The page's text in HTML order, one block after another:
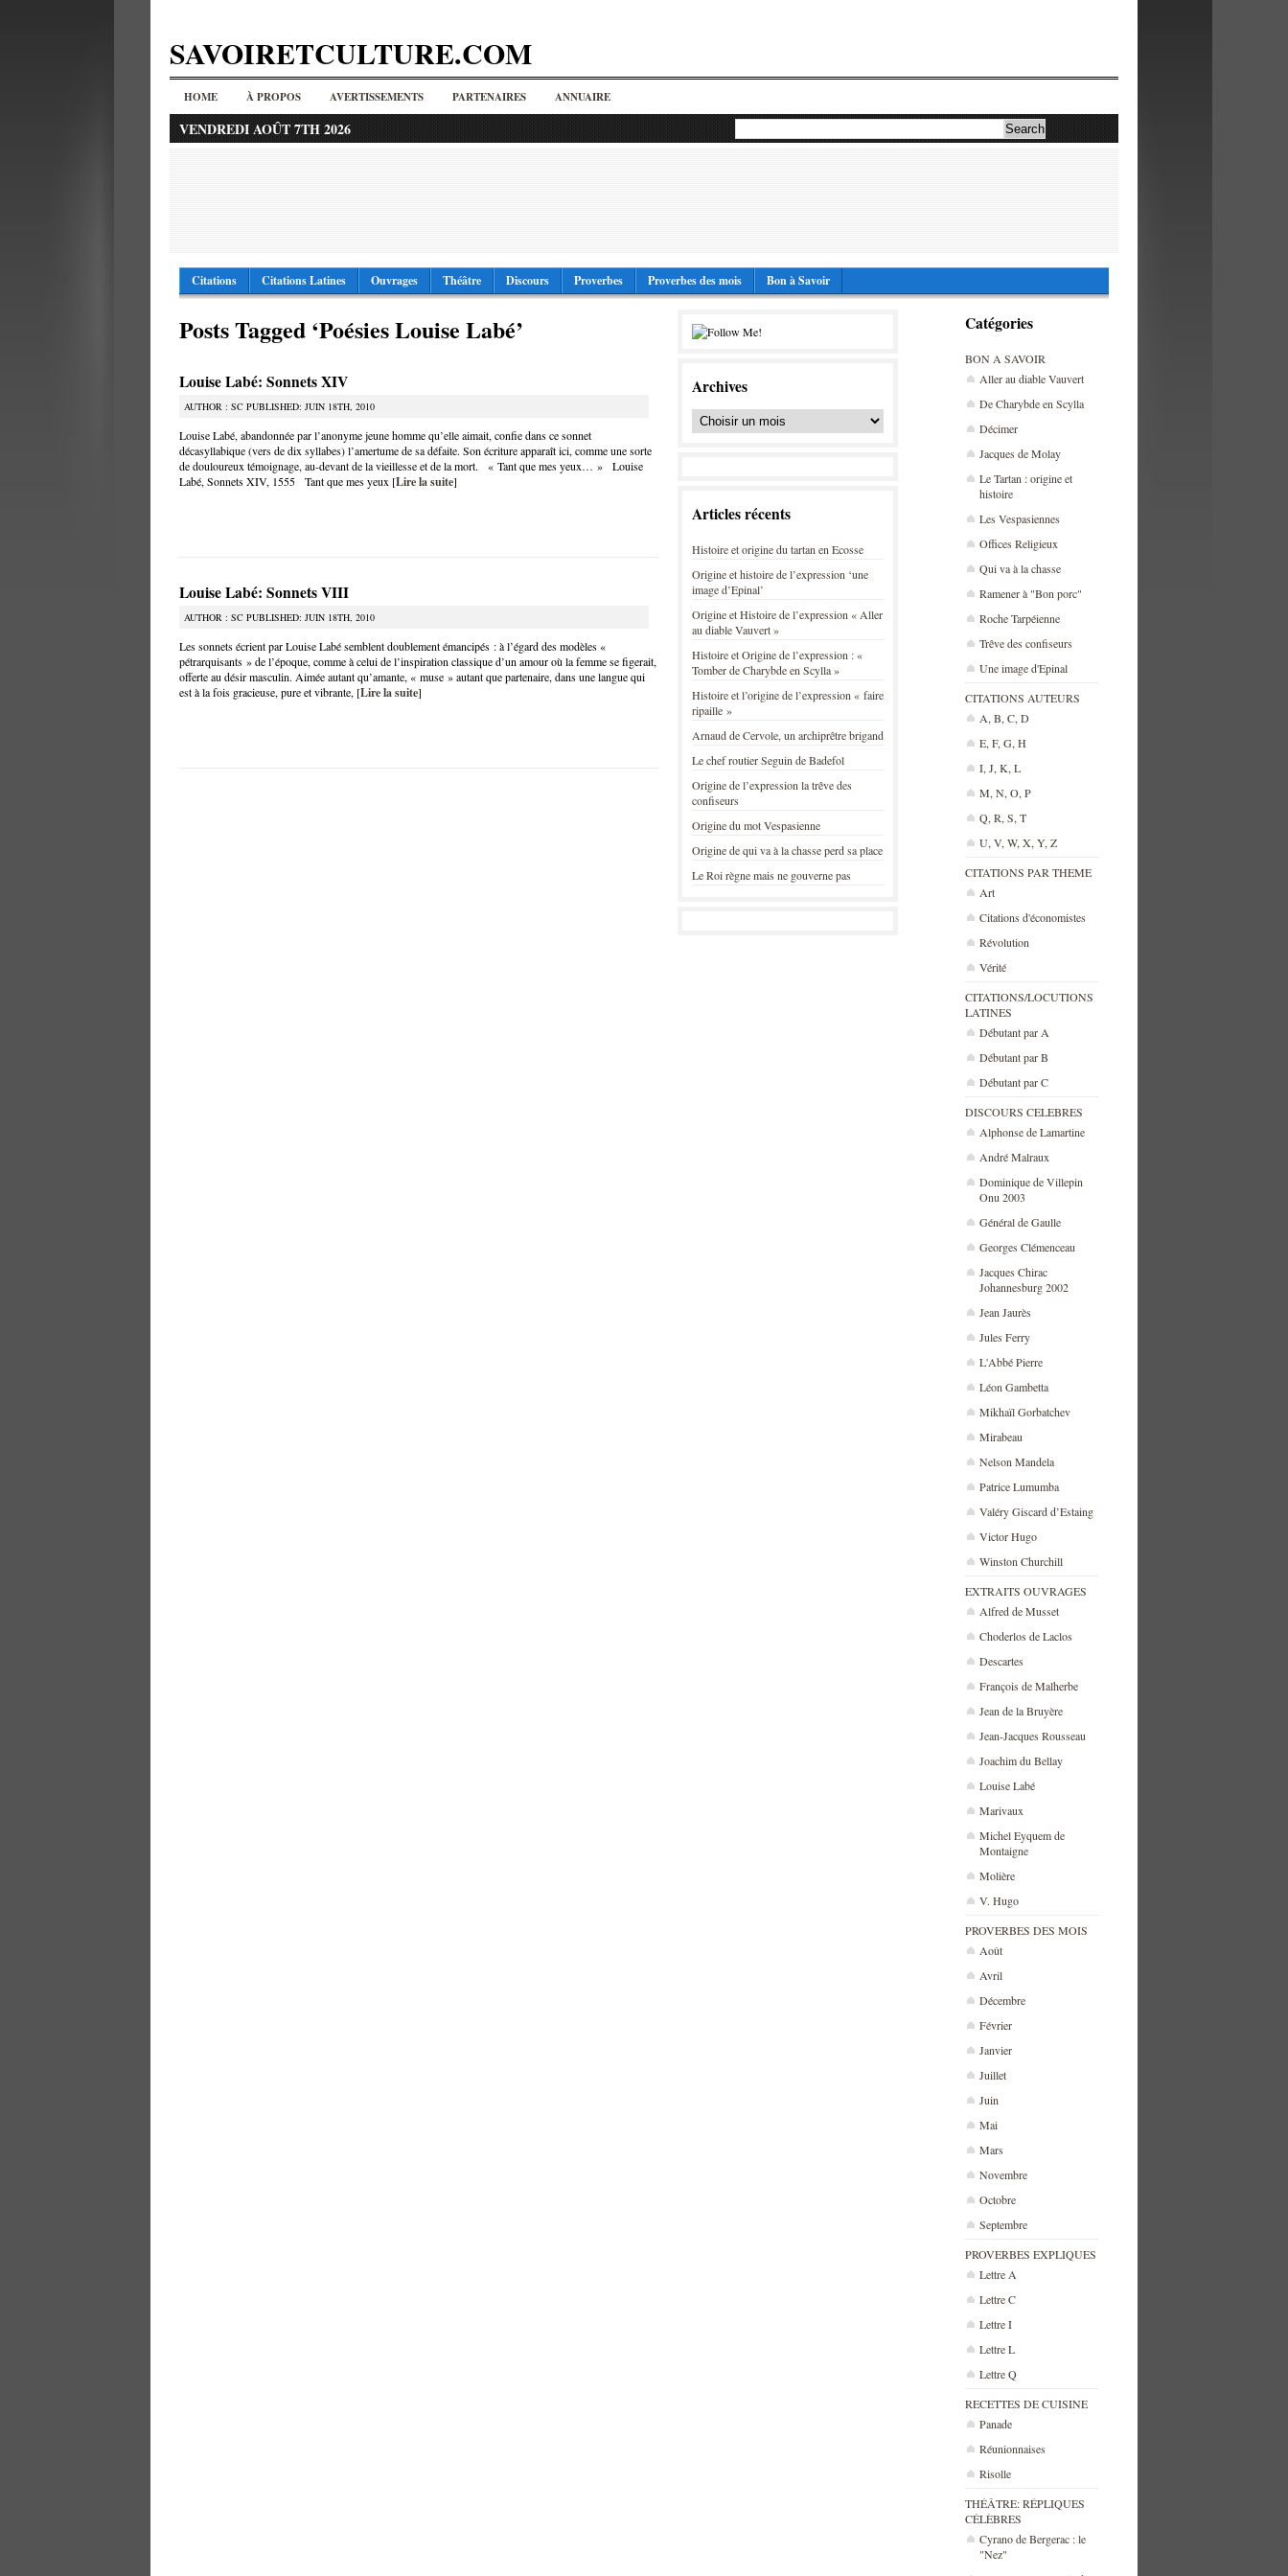
SAVOIRETCULTURE.COM
HOME À PROPOS AVERTISSEMENTS PARTENAIRES ANNUAIRE
VENDREDI AOÛT 7TH 2026
Citations Citations Latines Ouvrages Théâtre Discours Proverbes Proverbes des mois Bon à Savoir
Catégories
BON A SAVOIR
Aller au diable Vauvert
De Charybde en Scylla
Décimer
Jacques de Molay
Le Tartan : origine et
histoire
Les Vespasiennes
Offices Religieux
Qui va à la chasse
Ramener à "Bon porc"
Roche Tarpéienne
Trêve des confiseurs
Une image d'Epinal
CITATIONS AUTEURS
A, B, C, D
E, F, G, H
I, J, K, L
M, N, O, P
Q, R, S, T
U, V, W, X, Y, Z
CITATIONS PAR THEME
Art
Citations d'économistes
Révolution
Vérité
CITATIONS/LOCUTIONS
LATINES
Débutant par A
Débutant par B
Débutant par C
DISCOURS CELEBRES
Alphonse de Lamartine
André Malraux
Dominique de Villepin
Onu 2003
Général de Gaulle
Georges Clémenceau
Jacques Chirac
Johannesburg 2002
Jean Jaurès
Jules Ferry
L'Abbé Pierre
Léon Gambetta
Mikhaïl Gorbatchev
Mirabeau
Nelson Mandela
Patrice Lumumba
Valéry Giscard d’Estaing
Victor Hugo
Winston Churchill
EXTRAITS OUVRAGES
Alfred de Musset
Choderlos de Laclos
Descartes
François de Malherbe
Jean de la Bruyère
Jean-Jacques Rousseau
Joachim du Bellay
Louise Labé
Marivaux
Michel Eyquem de
Montaigne
Molière
V. Hugo
PROVERBES DES MOIS
Août
Avril
Décembre
Février
Janvier
Juillet
Juin
Mai
Mars
Novembre
Octobre
Septembre
PROVERBES EXPLIQUES
Lettre A
Lettre C
Lettre I
Lettre L
Lettre Q
RECETTES DE CUISINE
Panade
Réunionnaises
Risolle
THÉÂTRE: RÉPLIQUES
CÉLÈBRES
Cyrano de Bergerac : le
"Nez"
Posts Tagged ‘Poésies Louise Labé’
Louise Labé: Sonnets XIV
AUTHOR : SC PUBLISHED: JUIN 18TH, 2010
Louise Labé, abandonnée par l’anonyme jeune homme qu’elle aimait, confie dans ce sonnet
décasyllabique (vers de dix syllabes) l’amertume de sa défaite. Son écriture apparaît ici, comme une sorte
de douloureux témoignage, au-devant de la vieillesse et de la mort. « Tant que mes yeux… » Louise
Labé, Sonnets XIV, 1555 Tant que mes yeux [Lire la suite]
Louise Labé: Sonnets VIII
AUTHOR : SC PUBLISHED: JUIN 18TH, 2010
Les sonnets écrient par Louise Labé semblent doublement émancipés : à l’égard des modèles «
pétrarquisants » de l’époque, comme à celui de l’inspiration classique d’un amour où la femme se figerait,
offerte au désir masculin. Aimée autant qu’amante, « muse » autant que partenaire, dans une langue qui
est à la fois gracieuse, pure et vibrante, [Lire la suite]
Archives
Articles récents
Histoire et origine du tartan en Ecosse
Origine et histoire de l’expression ‘une
image d’Epinal’
Origine et Histoire de l’expression « Aller
au diable Vauvert »
Histoire et Origine de l’expression : «
Tomber de Charybde en Scylla »
Histoire et l’origine de l’expression « faire
ripaille »
Arnaud de Cervole, un archiprêtre brigand
Le chef routier Seguin de Badefol
Origine de l’expression la trêve des
confiseurs
Origine du mot Vespasienne
Origine de qui va à la chasse perd sa place
Le Roi règne mais ne gouverne pas